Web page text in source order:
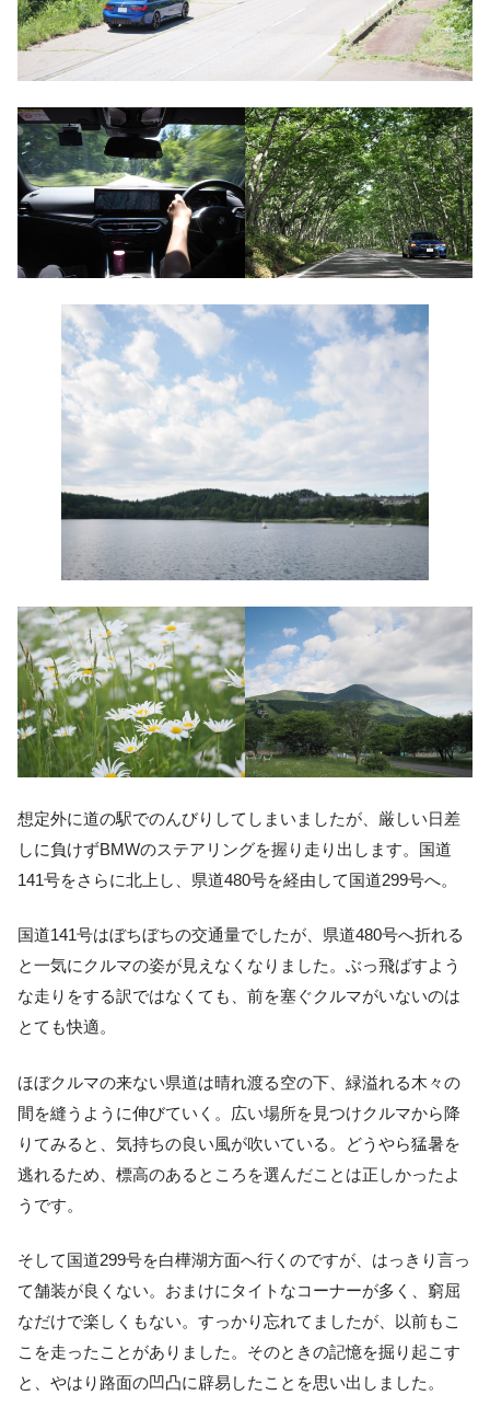
想定外に道の駅でのんびりしてしまいましたが、厳しい日差
しに負けずBMWのステアリングを握り走り出します。国道
141号をさらに北上し、県道480号を経由して国道299号へ。
国道141号はぼちぼちの交通量でしたが、県道480号へ折れる
と一気にクルマの姿が見えなくなりました。ぶっ飛ばすよう
な走りをする訳ではなくても、前を塞ぐクルマがいないのは
とても快適。
ほぼクルマの来ない県道は晴れ渡る空の下、緑溢れる木々の
間を縫うように伸びていく。広い場所を見つけクルマから降
りてみると、気持ちの良い風が吹いている。どうやら猛暑を
逃れるため、標高のあるところを選んだことは正しかったよ
うです。
そして国道299号を白樺湖方面へ行くのですが、はっきり言っ
て舗装が良くない。おまけにタイトなコーナーが多く、窮屈
なだけで楽しくもない。すっかり忘れてましたが、以前もこ
こを走ったことがありました。そのときの記憶を掘り起こす
と、やはり路面の凹凸に辟易したことを思い出しました。